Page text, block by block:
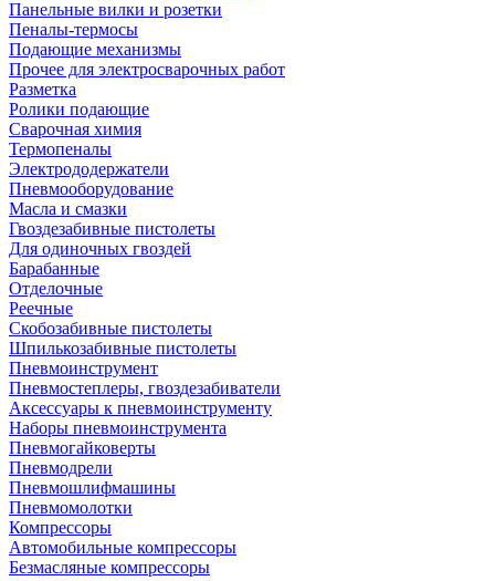
Панельные вилки и розетки
Пеналы-термосы
Подающие механизмы
Прочее для электросварочных работ
Разметка
Ролики подающие
Сварочная химия
Термопеналы
Электрододержатели
Пневмооборудование
Масла и смазки
Гвоздезабивные пистолеты
Для одиночных гвоздей
Барабанные
Отделочные
Реечные
Скобозабивные пистолеты
Шпилькозабивные пистолеты
Пневмоинструмент
Пневмостеплеры, гвоздезабиватели
Аксессуары к пневмоинструменту
Наборы пневмоинструмента
Пневмогайковерты
Пневмодрели
Пневмошлифмашины
Пневмомолотки
Компрессоры
Автомобильные компрессоры
Безмасляные компрессоры